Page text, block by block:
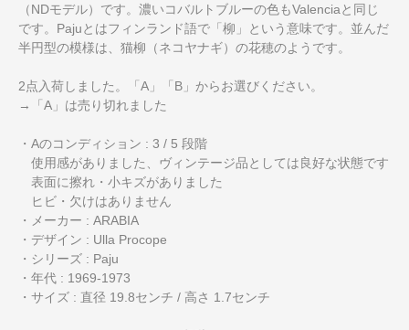
（NDモデル）です。濃いコバルトブルーの色もValenciaと同じ
です。Pajuとはフィンランド語で「柳」という意味です。並んだ
半円型の模様は、猫柳（ネコヤナギ）の花穂のようです。
2点入荷しました。「A」「B」からお選びください。
→「A」は売り切れました
・Aのコンディション : 3 / 5 段階
使用感がありました、ヴィンテージ品としては良好な状態です
表面に擦れ・小キズがありました
ヒビ・欠けはありません
・メーカー : ARABIA
・デザイン : Ulla Procope
・シリーズ : Paju
・年代 : 1969-1973
・サイズ : 直径 19.8センチ / 高さ 1.7センチ